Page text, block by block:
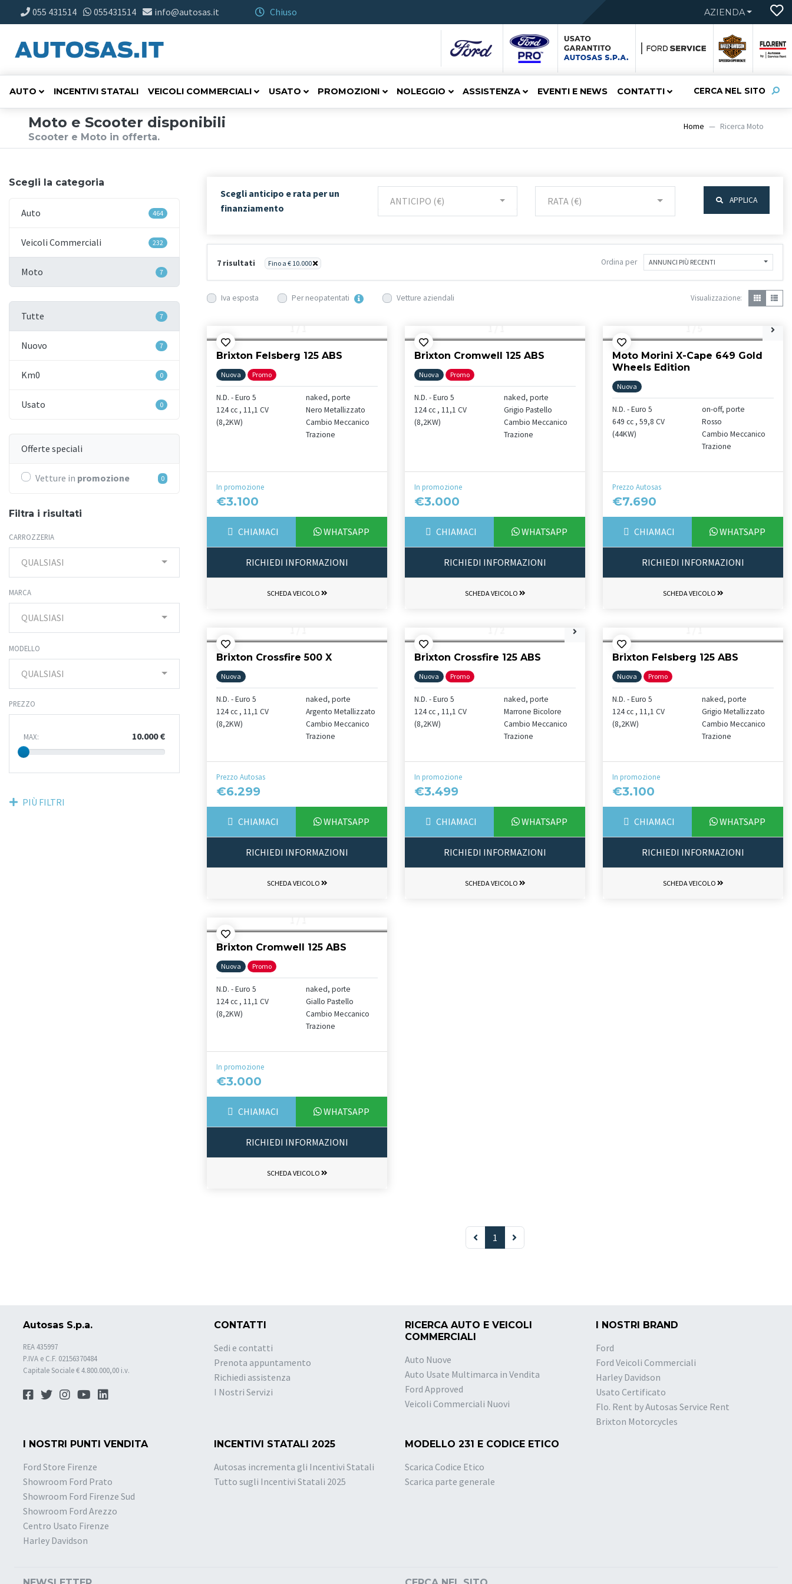
055 431514 055431514 info@autosas.it Chiuso AZIENDA
CERCA NEL SITO
AUTO INCENTIVI STATALI VEICOLI COMMERCIALI USATO PROMOZIONI NOLEGGIO ASSISTENZA EVENTI E NEWS CONTATTI
Moto e Scooter disponibili
Scooter e Moto in offerta.
Home Ricerca Moto
Scegli la categoria
Auto 464
Veicoli Commerciali 232
Moto 7
Tutte 7
Nuovo 7
Km0 0
Usato 0
Offerte speciali
Vetture in promozione 0
Filtra i risultati
CARROZZERIA
QUALSIASI
MARCA
QUALSIASI
MODELLO
QUALSIASI
PREZZO
MAX: 10.000 €
PIÙ FILTRI
Scegli anticipo e rata per un
finanziamento
ANTICIPO (€) RATA (€) APPLICA
7 risultati Fino a € 10.000 Ordina per ANNUNCI PIÙ RECENTI
Iva esposta Per neopatentati Vetture aziendali Visualizzazione:
Brixton Felsberg 125 ABS
Nuova Promo
N.D. - Euro 5
124 cc , 11,1 CV
(8,2KW)
naked, porte
Nero Metallizzato
Cambio Meccanico
Trazione
In promozione
€3.100
CHIAMACI WHATSAPP
RICHIEDI INFORMAZIONI
SCHEDA VEICOLO
Brixton Cromwell 125 ABS
Nuova Promo
N.D. - Euro 5
124 cc , 11,1 CV
(8,2KW)
naked, porte
Grigio Pastello
Cambio Meccanico
Trazione
In promozione
€3.000
CHIAMACI WHATSAPP
RICHIEDI INFORMAZIONI
SCHEDA VEICOLO
Moto Morini X-Cape 649 Gold
Wheels Edition
Nuova
N.D. - Euro 5
649 cc , 59,8 CV
(44KW)
on-off, porte
Rosso
Cambio Meccanico
Trazione
Prezzo Autosas
€7.690
CHIAMACI WHATSAPP
RICHIEDI INFORMAZIONI
SCHEDA VEICOLO
Brixton Crossfire 500 X
Nuova
N.D. - Euro 5
124 cc , 11,1 CV
(8,2KW)
naked, porte
Argento Metallizzato
Cambio Meccanico
Trazione
Prezzo Autosas
€6.299
CHIAMACI WHATSAPP
RICHIEDI INFORMAZIONI
SCHEDA VEICOLO
Brixton Crossfire 125 ABS
Nuova Promo
N.D. - Euro 5
124 cc , 11,1 CV
(8,2KW)
naked, porte
Marrone Bicolore
Cambio Meccanico
Trazione
In promozione
€3.499
CHIAMACI WHATSAPP
RICHIEDI INFORMAZIONI
SCHEDA VEICOLO
Brixton Felsberg 125 ABS
Nuova Promo
N.D. - Euro 5
124 cc , 11,1 CV
(8,2KW)
naked, porte
Grigio Metallizzato
Cambio Meccanico
Trazione
In promozione
€3.100
CHIAMACI WHATSAPP
RICHIEDI INFORMAZIONI
SCHEDA VEICOLO
Brixton Cromwell 125 ABS
Nuova Promo
N.D. - Euro 5
124 cc , 11,1 CV
(8,2KW)
naked, porte
Giallo Pastello
Cambio Meccanico
Trazione
In promozione
€3.000
CHIAMACI WHATSAPP
RICHIEDI INFORMAZIONI
SCHEDA VEICOLO
1
Autosas S.p.a.
REA 435997
P.IVA e C.F. 02156370484
Capitale Sociale € 4.800.000,00 i.v.
CONTATTI
Sedi e contatti
Prenota appuntamento
Richiedi assistenza
I Nostri Servizi
RICERCA AUTO E VEICOLI
COMMERCIALI
Auto Nuove
Auto Usate Multimarca in Vendita
Ford Approved
Veicoli Commerciali Nuovi
I NOSTRI BRAND
Ford
Ford Veicoli Commerciali
Harley Davidson
Usato Certificato
Flo. Rent by Autosas Service Rent
Brixton Motorcycles
I NOSTRI PUNTI VENDITA
Ford Store Firenze
Showroom Ford Prato
Showroom Ford Firenze Sud
Showroom Ford Arezzo
Centro Usato Firenze
Harley Davidson
INCENTIVI STATALI 2025
Autosas incrementa gli Incentivi Statali
Tutto sugli Incentivi Statali 2025
MODELLO 231 E CODICE ETICO
Scarica Codice Etico
Scarica parte generale